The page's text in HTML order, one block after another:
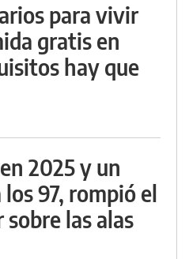
para vivir
gratis en
hay que
2025 y un
97, rompió el
las alas